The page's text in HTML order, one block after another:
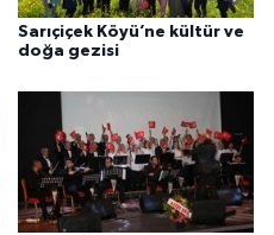
Sarıçiçek Köyü’ne kültür ve
doğa gezisi